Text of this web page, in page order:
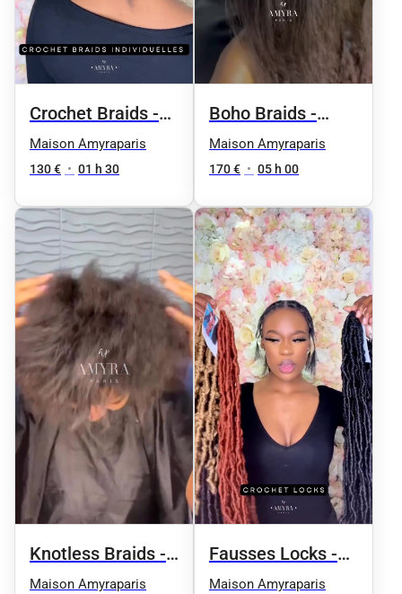
Crochet Braids -
Pose individuelle
Maison Amyraparis
130 € • 01 h 30
Boho Braids -
Taille 4 / millieu
du dos
Maison Amyraparis
170 € • 05 h 00
Knotless Braids -
Taille 4 / millieu
Maison Amyraparis
Fausses Locks -
Taille 5 / taille
Maison Amyraparis